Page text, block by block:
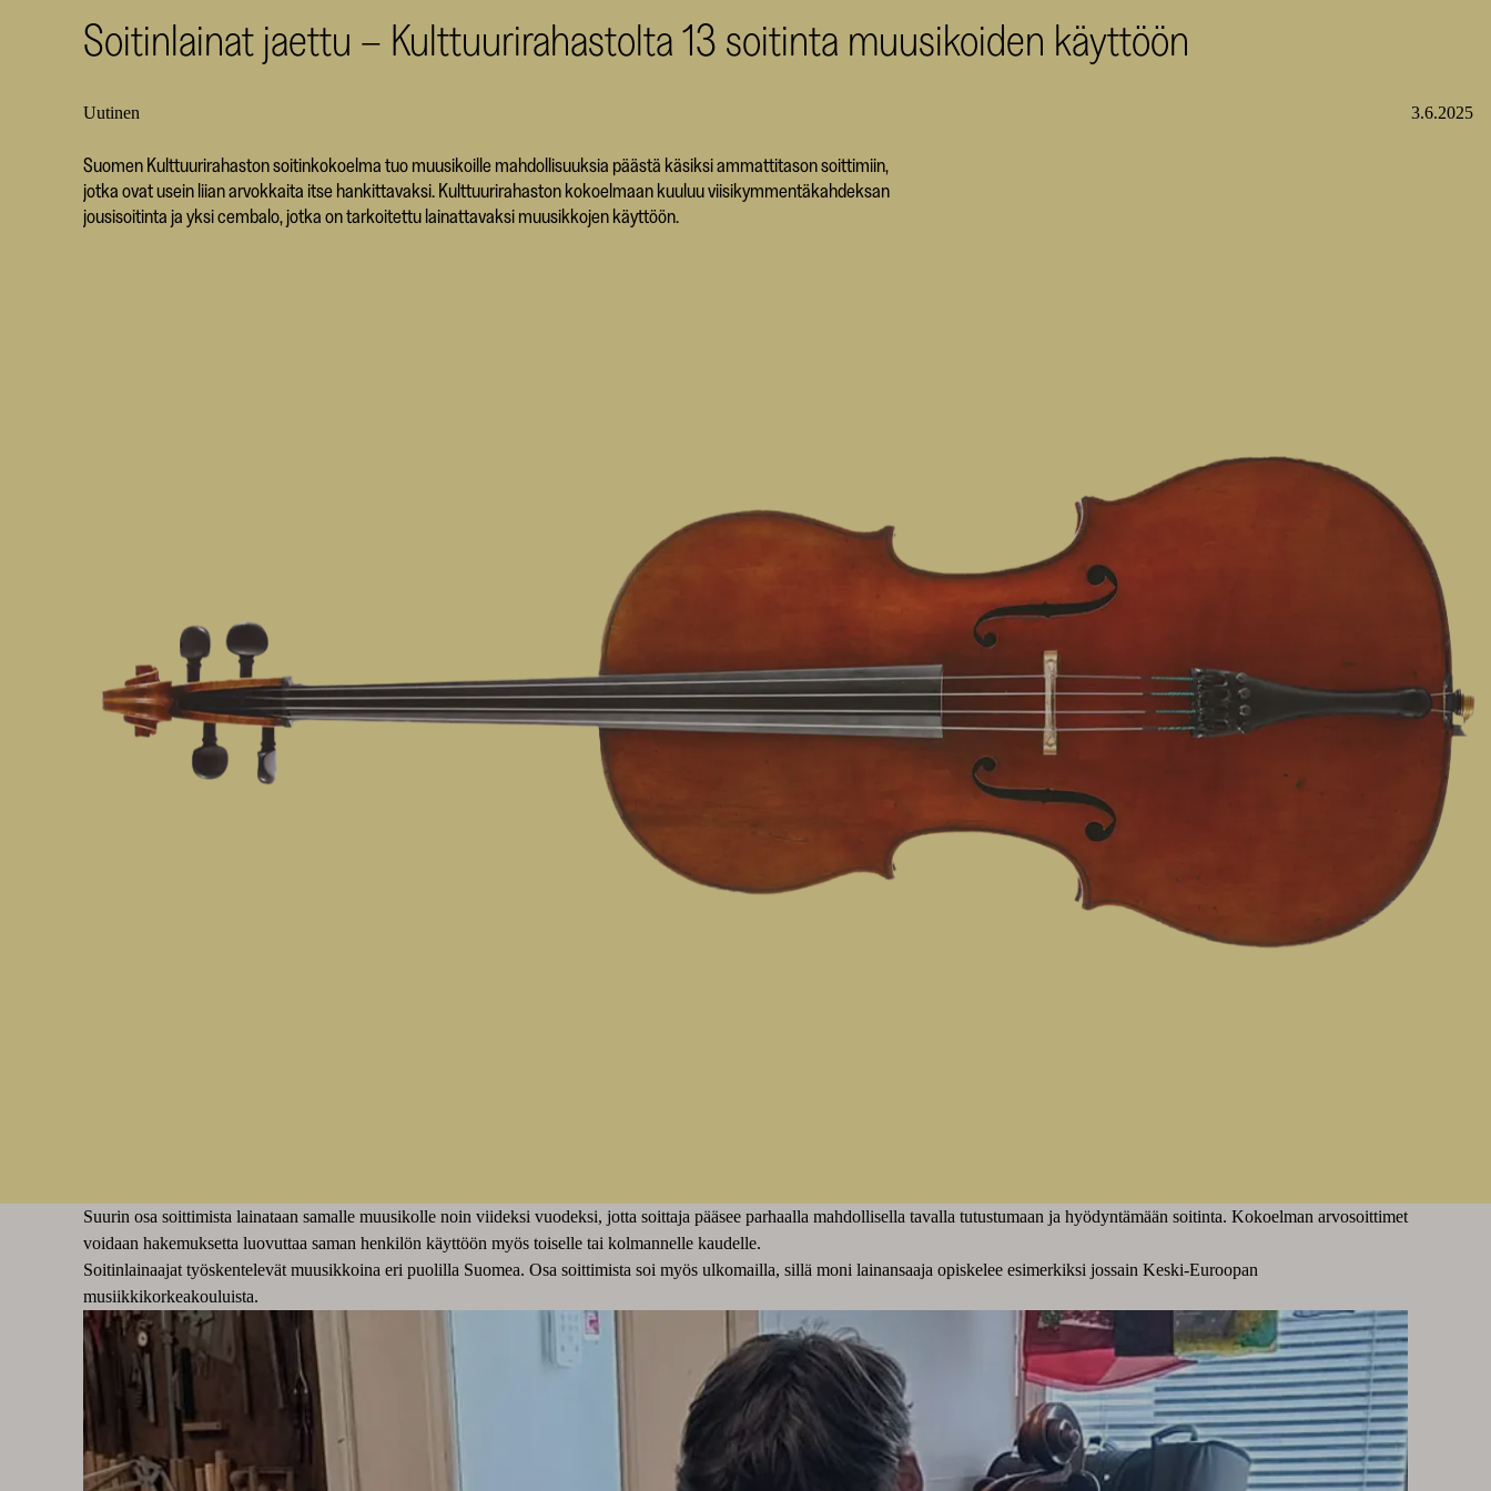
Soitinlainat jaettu – Kulttuurirahastolta 13 soitinta muusikoiden käyttöön
Uutinen 3.6.2025
Suomen Kulttuurirahaston soitinkokoelma tuo muusikoille mahdollisuuksia päästä käsiksi ammattitason soittimiin,
jotka ovat usein liian arvokkaita itse hankittavaksi. Kulttuurirahaston kokoelmaan kuuluu viisikymmentäkahdeksan
jousisoitinta ja yksi cembalo, jotka on tarkoitettu lainattavaksi muusikkojen käyttöön.
Suurin osa soittimista lainataan samalle muusikolle noin viideksi vuodeksi, jotta soittaja pääsee parhaalla mahdollisella tavalla tutustumaan ja hyödyntämään soitinta. Kokoelman arvosoittimet
voidaan hakemuksetta luovuttaa saman henkilön käyttöön myös toiselle tai kolmannelle kaudelle.
Soitinlainaajat työskentelevät muusikkoina eri puolilla Suomea. Osa soittimista soi myös ulkomailla, sillä moni lainansaaja opiskelee esimerkiksi jossain Keski-Euroopan
musiikkikorkeakouluista.